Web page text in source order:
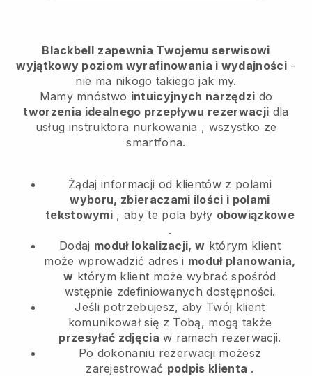
Blackbell zapewnia Twojemu serwisowi
wyjątkowy poziom wyrafinowania i wydajności -
nie ma nikogo takiego jak my.
Mamy mnóstwo intuicyjnych narzędzi do
tworzenia idealnego przepływu rezerwacji dla
usług instruktora nurkowania , wszystko ze
smartfona.
Żądaj informacji od klientów z polami
wyboru, zbieraczami ilości i polami
tekstowymi , aby te pola były obowiązkowe
.
Dodaj moduł lokalizacji, w którym klient
może wprowadzić adres i moduł planowania,
w którym klient może wybrać spośród
wstępnie zdefiniowanych dostępności.
Jeśli potrzebujesz, aby Twój klient
komunikował się z Tobą, mogą także
przesyłać zdjęcia w ramach rezerwacji.
Po dokonaniu rezerwacji możesz
zarejestrować podpis klienta .